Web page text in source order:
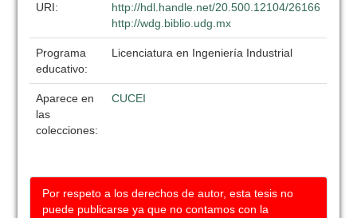
URI:
http://hdl.handle.net/20.500.12104/26166
http://wdg.biblio.udg.mx
Programa
educativo:
Licenciatura en Ingeniería Industrial
Aparece en
las
colecciones:
CUCEI
Por respeto a los derechos de autor, esta tesis no
puede publicarse ya que no contamos con la